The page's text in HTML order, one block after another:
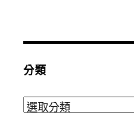
分類
分